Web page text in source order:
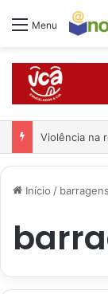
Menu
Início / barragens